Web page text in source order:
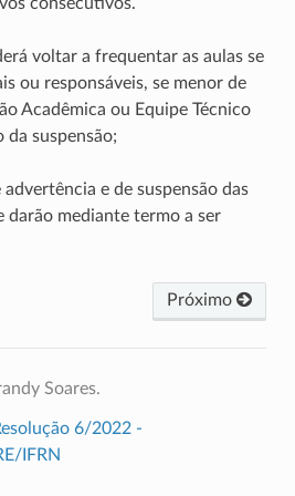
voltar a frequentar as aulas se
ou responsáveis, se menor de
Acadêmica ou Equipe Técnico
da suspensão;
advertência e de suspensão das
darão mediante termo a ser
Próximo
Soares.
6/2022 -
IFRN